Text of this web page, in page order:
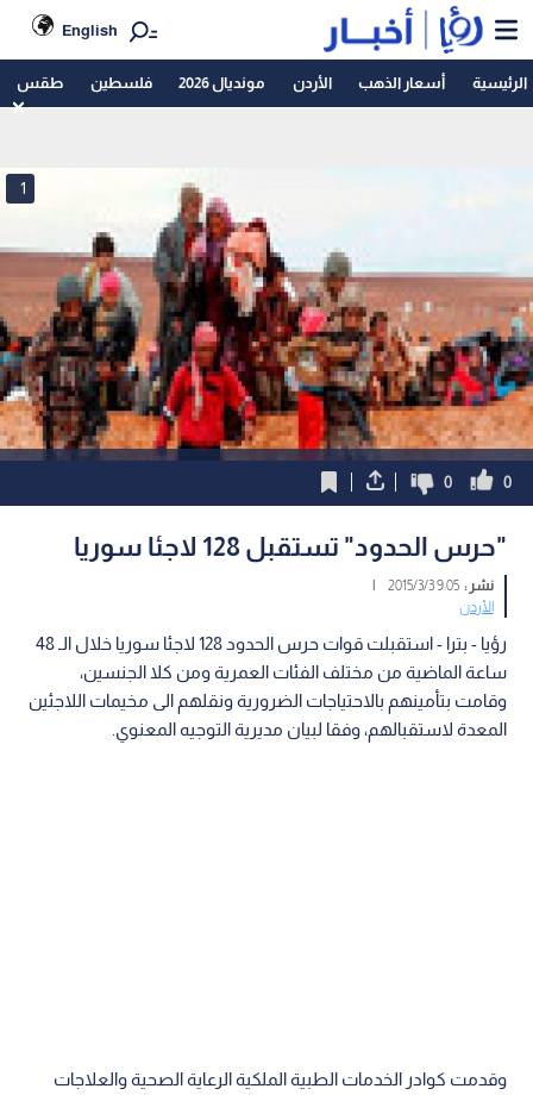
English
الرئيسية أسعار الذهب الأردن مونديال 2026 فلسطين طقس
1
0
0
"حرس الحدود" تستقبل 128 لاجئا سوريا
نشر :9:05 2015/3/3
|
الأردن
رؤيا - بترا - استقبلت قوات حرس الحدود 128 لاجئا سوريا خلال الـ 48
ساعة الماضية من مختلف الفئات العمرية ومن كلا الجنسين،
وقامت بتأمينهم بالاحتياجات الضرورية ونقلهم الى مخيمات اللاجئين
المعدة لاستقبالهم، وفقا لبيان مديرية التوجيه المعنوي.
وقدمت كوادر الخدمات الطبية الملكية الرعاية الصحية والعلاجات